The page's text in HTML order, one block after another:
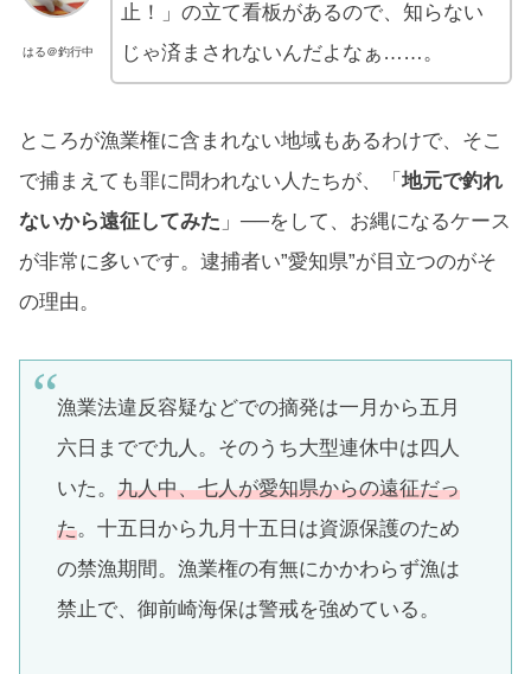
はる＠釣行中
止！」の立て看板があるので、知らない
じゃ済まされないんだよなぁ……。
ところが漁業権に含まれない地域もあるわけで、そこ
で捕まえても罪に問われない人たちが、「 地元で釣れ
ないから遠征してみた 」──をして、お縄になるケース
が非常に多いです。逮捕者い”愛知県”が目立つのがそ
の理由。
漁業法違反容疑などでの摘発は一月から五月
六日までで九人。そのうち大型連休中は四人
いた。 九人中、七人が愛知県からの遠征だっ
た。十五日から九月十五日は資源保護のため
の禁漁期間。漁業権の有無にかかわらず漁は
禁止で、御前崎海保は警戒を強めている。